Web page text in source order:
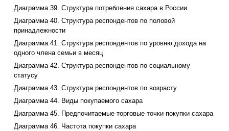
Диаграмма 39. Структура потребления сахара в России
Диаграмма 40. Структура респондентов по половой
принадлежности
Диаграмма 41. Структура респондентов по уровню дохода на
одного члена семьи в месяц
Диаграмма 42. Структура респондентов по социальному
статусу
Диаграмма 43. Структура респондентов по возрасту
Диаграмма 44. Виды покупаемого сахара
Диаграмма 45. Предпочитаемые торговые точки покупки сахара
Диаграмма 46. Частота покупки сахара